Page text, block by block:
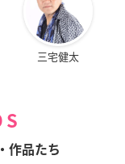
三宅健太
作品たち